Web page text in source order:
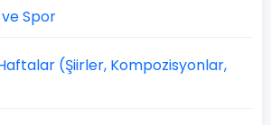
Spor
(Şiirler, Kompozisyonlar,